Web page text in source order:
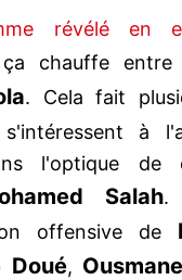
révélé en
chauffe entre
. Cela fait
s'intéressent à
l'optique de
Salah.
offensive de
Doué,